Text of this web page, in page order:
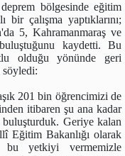
bölgesinde eğitim
çalışma yaptıklarını;
5, Kahramanmaraş ve
kaydetti. Bu
olduğu yönünde geri
söyledi:
201 bin öğrencimizi de
itibaren şu ana kadar
Geriye kalan
Eğitim Bakanlığı olarak
bu yetkiyi vermemizle